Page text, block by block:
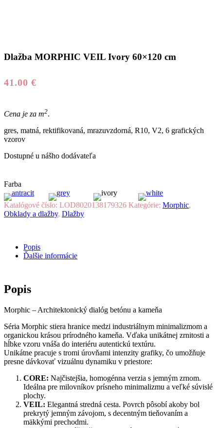
Dlažba MORPHIC VEIL Ivory 60×120 cm
41.00 €
Cena je za m2.
gres, matná, rektifikovaná, mrazuvzdorná, R10, V2, 6 grafických
vzorov
Dostupné u nášho dodávateľa
Farba
Katalógové číslo: LOD8020138179326 Kategórie: Morphic,
Obklady a dlažby, Dlažby
Popis
Ďalšie informácie
Popis
Morphic – Architektonický dialóg betónu a kameňa
Séria Morphic stiera hranice medzi industriálnym minimalizmom a
organickou krásou prírodného kameňa. Vďaka unikátnej zrnitosti a
hĺbke vzoru vnáša do interiéru autentickú textúru.
Unikátne pracuje s tromi úrovňami intenzity grafiky, čo umožňuje
presne dávkovať vizuálnu dynamiku v priestore:
CORE: Najčistejšia, homogénna verzia s jemným zrnom.
Ideálna pre milovníkov prísneho minimalizmu a veľké súvislé
plochy.
VEIL: Elegantná stredná cesta. Povrch pôsobí akoby bol
prekrytý jemným závojom, s decentným tieňovaním a
mäkkými prechodmi.